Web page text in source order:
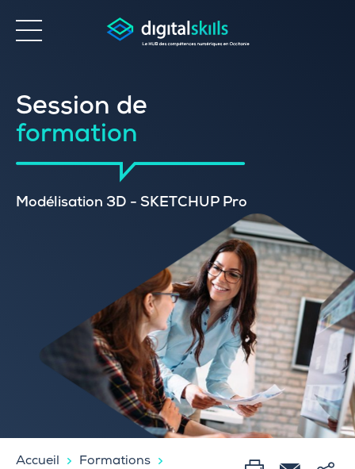
Accessibilité
Session de
formation
Modélisation 3D - SKETCHUP Pro
Accueil
Formations